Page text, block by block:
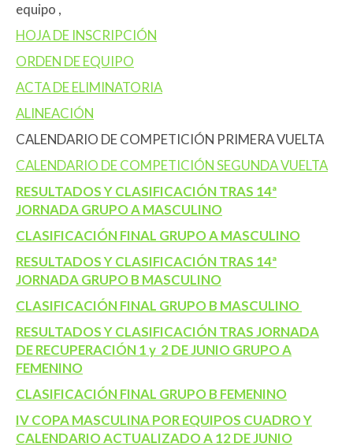
equipo ,
HOJA DE INSCRIPCIÓN
ORDEN DE EQUIPO
ACTA DE ELIMINATORIA
ALINEACIÓN
CALENDARIO DE COMPETICIÓN PRIMERA VUELTA
CALENDARIO DE COMPETICIÓN SEGUNDA VUELTA
RESULTADOS Y CLASIFICACIÓN TRAS 14ª
JORNADA GRUPO A MASCULINO
CLASIFICACIÓN FINAL GRUPO A MASCULINO
RESULTADOS Y CLASIFICACIÓN TRAS 14ª
JORNADA GRUPO B MASCULINO
CLASIFICACIÓN FINAL GRUPO B MASCULINO
RESULTADOS Y CLASIFICACIÓN TRAS JORNADA
DE RECUPERACIÓN 1 y 2 DE JUNIO GRUPO A
FEMENINO
CLASIFICACIÓN FINAL GRUPO B FEMENINO
IV COPA MASCULINA POR EQUIPOS CUADRO Y
CALENDARIO ACTUALIZADO A 12 DE JUNIO